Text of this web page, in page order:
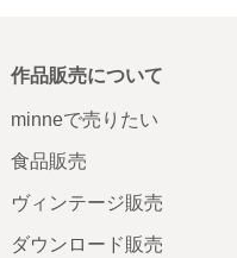
作品販売について
minneで売りたい
食品販売
ヴィンテージ販売
ダウンロード販売